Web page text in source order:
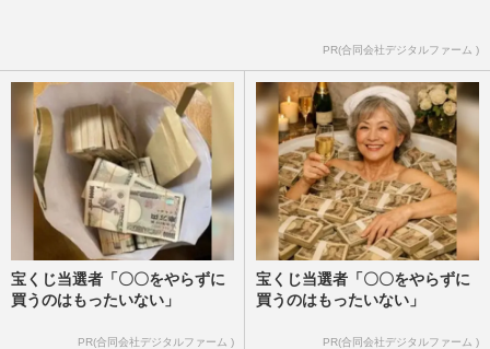
PR(合同会社デジタルファーム )
宝くじ当選者「〇〇をやらずに
買うのはもったいない」
PR(合同会社デジタルファーム )
宝くじ当選者「〇〇をやらずに
買うのはもったいない」
PR(合同会社デジタルファーム )